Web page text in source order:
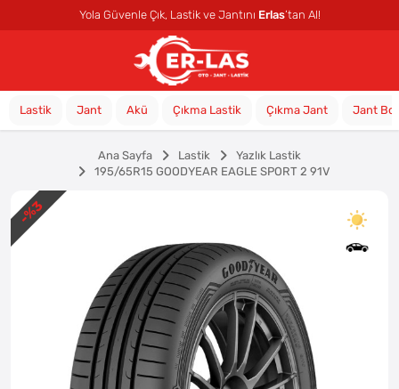
Yola Güvenle Çık, Lastik ve Jantını Erlas’tan Al!
Lastik Jant Akü Çıkma Lastik Çıkma Jant Jant
Ana Sayfa Lastik
Yazlık Lastik
195/65R15 GOODYEAR EAGLE SPORT 2 91V
-
%3